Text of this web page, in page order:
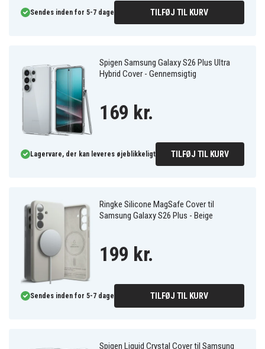
Sendes inden for 5-7 dage TILFØJ TIL KURV
Spigen Samsung Galaxy S26 Plus Ultra
Hybrid Cover - Gennemsigtig
169 kr.
Lagervare, der kan leveres øjeblikkeligt TILFØJ TIL KURV
Ringke Silicone MagSafe Cover til
Samsung Galaxy S26 Plus - Beige
199 kr.
Sendes inden for 5-7 dage TILFØJ TIL KURV
Spigen Liquid Crystal Cover til Samsung